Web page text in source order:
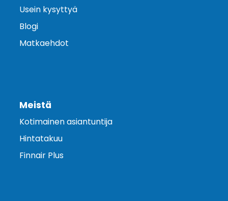
Usein kysyttyä
Blogi
Matkaehdot
Meistä
Kotimainen asiantuntija
Hintatakuu
Finnair Plus